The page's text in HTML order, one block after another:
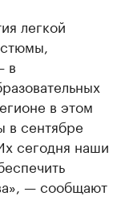
легкой
в
в этом
в сентябре
сегодня наши
— сообщают